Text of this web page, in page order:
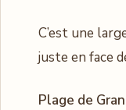
C’est une
juste en face
Plage de